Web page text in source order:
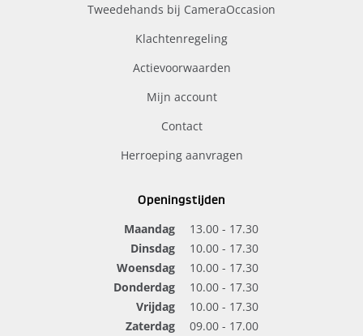
Tweedehands bij CameraOccasion
Klachtenregeling
Actievoorwaarden
Mijn account
Contact
Herroeping aanvragen
Openingstijden
Maandag
13.00 - 17.30
Dinsdag
10.00 - 17.30
Woensdag
10.00 - 17.30
Donderdag
10.00 - 17.30
Vrijdag
10.00 - 17.30
Zaterdag
09.00 - 17.00